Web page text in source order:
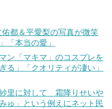
都＆平愛梨の写真が微笑
「本当の愛」
ン「マキマ」のコスプレを
る」「クオリティが凄い」
紗里に対して 霜降りせいや
ゅ」という例えにネット民